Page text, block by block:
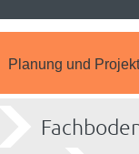
Planung und